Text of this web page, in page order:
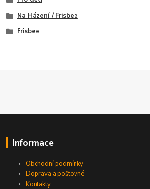
Na Házení / Frisbee
Frisbee
Informace
Obchodní podmínky
Doprava a poštovné
Kontakty